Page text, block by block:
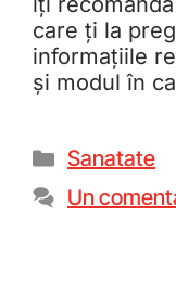
care ți la
informațiile
și modul în
Sanatate
Un